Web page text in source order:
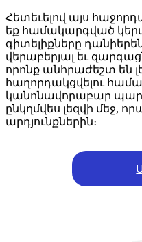
Հետեւելով այս
եք համակարգված
գիտելիքները
վերաբերյալ եւ
որոնք անհրաժեշտ են
հաղորդակցվելու
կանոնավորաբար
ընկղմվես լեզվի մեջ,
արդյունքներին։